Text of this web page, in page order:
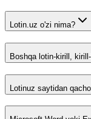
Lotin.uz o'zi nima?
Boshqa lotin-kirill,
Lotinuz saytidan